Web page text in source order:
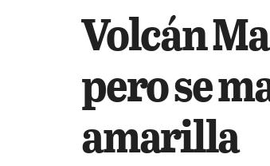
Volcán
pero se
amarilla